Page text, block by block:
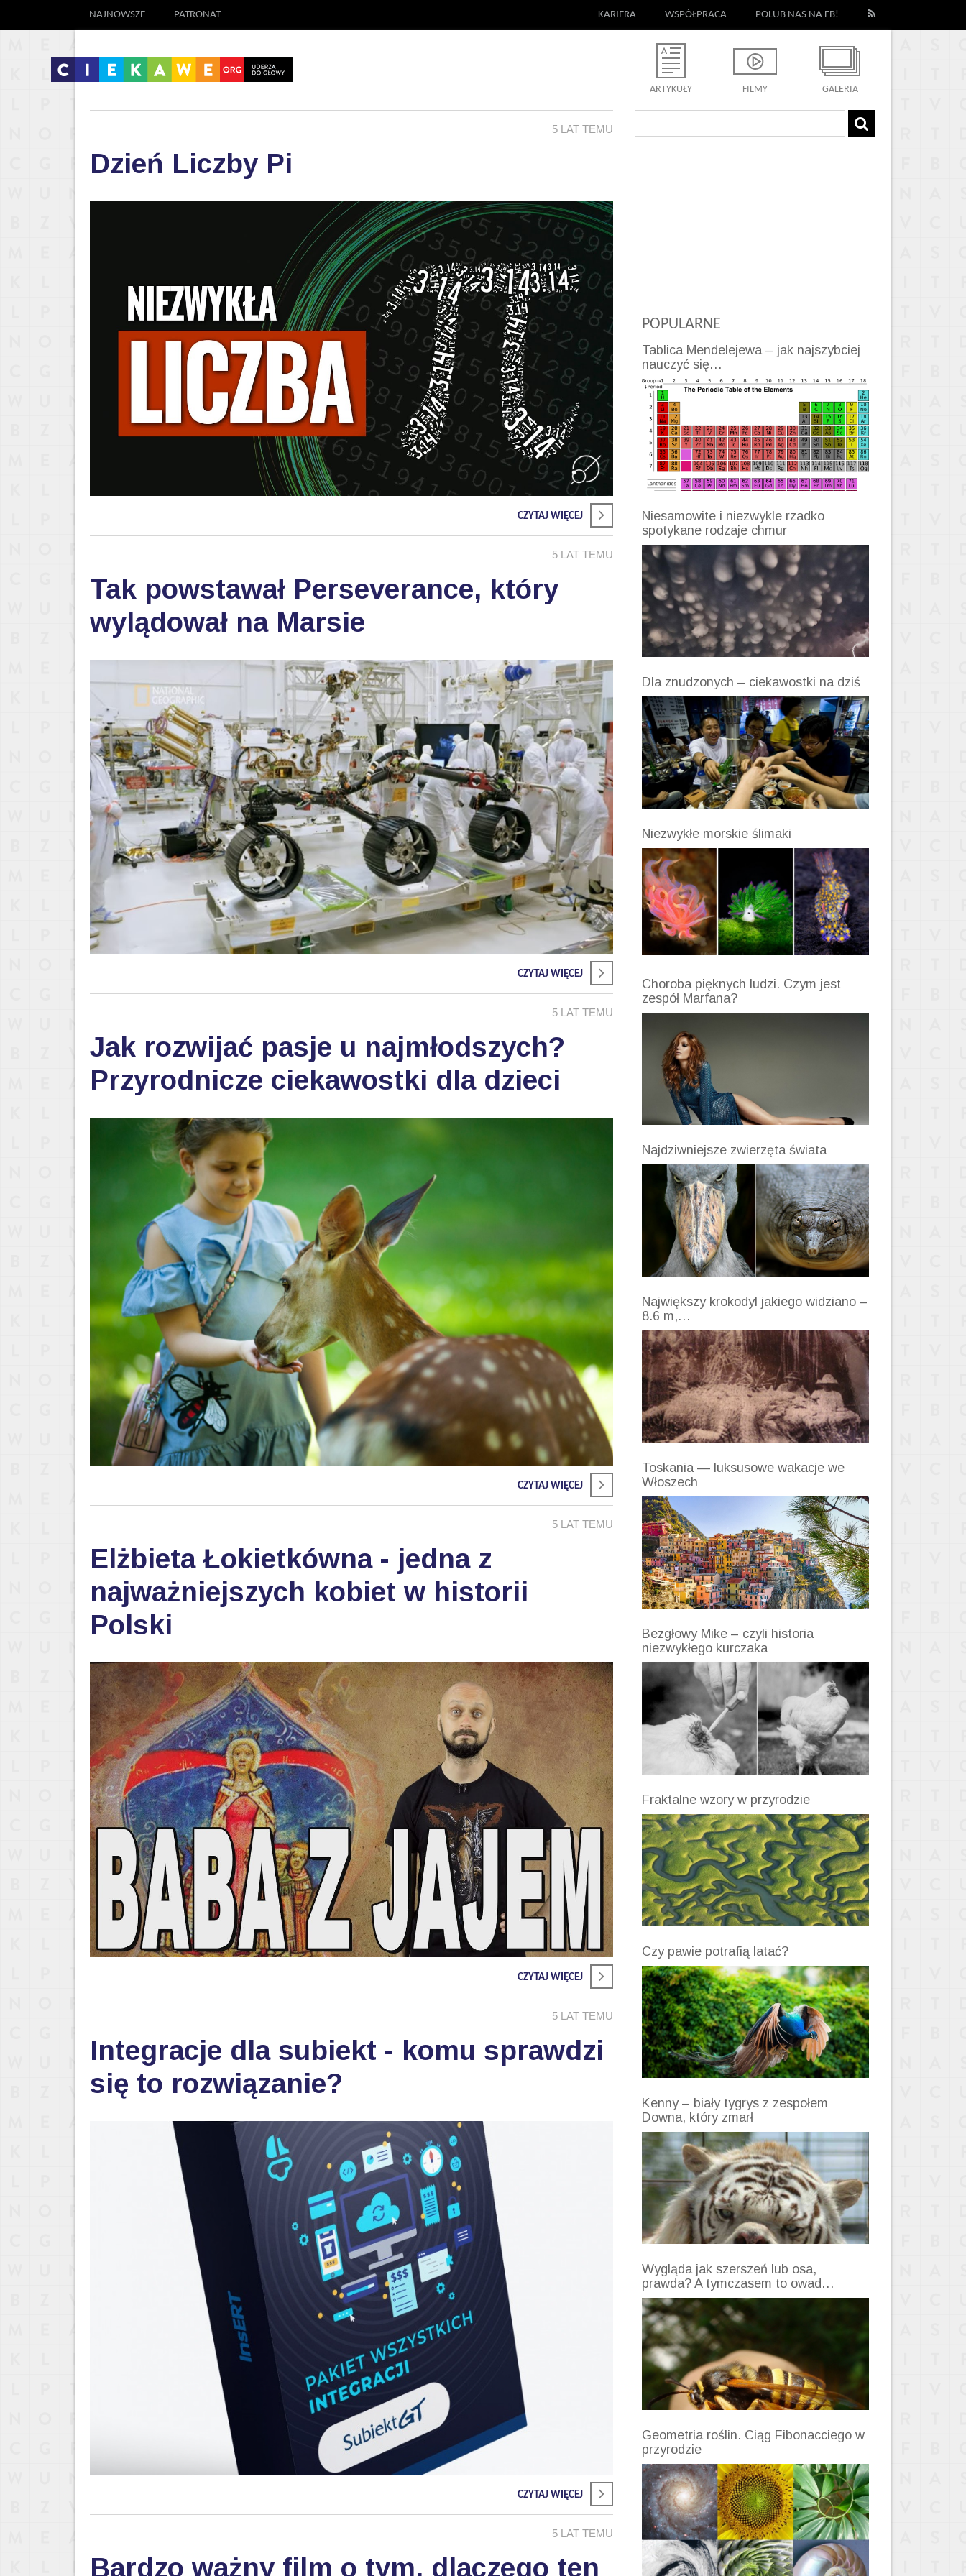
NAJNOWSZE PATRONAT KARIERA WSPÓŁPRACA POLUB NAS NA FB!
ARTYKUŁY FILMY GALERIA
5 LAT TEMU
Dzień Liczby Pi
CZYTAJ WIĘCEJ
5 LAT TEMU
Tak powstawał Perseverance, który
wylądował na Marsie
CZYTAJ WIĘCEJ
5 LAT TEMU
Jak rozwijać pasje u najmłodszych?
Przyrodnicze ciekawostki dla dzieci
CZYTAJ WIĘCEJ
5 LAT TEMU
Elżbieta Łokietkówna - jedna z
najważniejszych kobiet w historii
Polski
CZYTAJ WIĘCEJ
5 LAT TEMU
Integracje dla subiekt - komu sprawdzi
się to rozwiązanie?
CZYTAJ WIĘCEJ
5 LAT TEMU
Bardzo ważny film o tym, dlaczego ten
POPULARNE
Tablica Mendelejewa – jak najszybciej
nauczyć się…
Niesamowite i niezwykle rzadko
spotykane rodzaje chmur
Dla znudzonych – ciekawostki na dziś
Niezwykłe morskie ślimaki
Choroba pięknych ludzi. Czym jest
zespół Marfana?
Najdziwniejsze zwierzęta świata
Największy krokodyl jakiego widziano –
8.6 m,…
Toskania — luksusowe wakacje we
Włoszech
Bezgłowy Mike – czyli historia
niezwykłego kurczaka
Fraktalne wzory w przyrodzie
Czy pawie potrafią latać?
Kenny – biały tygrys z zespołem
Downa, który zmarł
Wygląda jak szerszeń lub osa,
prawda? A tymczasem to owad…
Geometria roślin. Ciąg Fibonacciego w
przyrodzie